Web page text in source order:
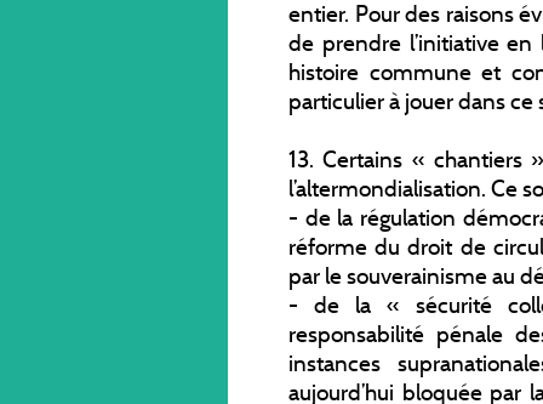
entier. Pour des raisons
de prendre l’initiative
histoire commune et
particulier à jouer dans ce
13. Certains « chantiers
l’altermondialisation. Ce
- de la régulation
réforme du droit de
par le souverainisme au
- de la « sécurité
responsabilité pénale
instances
aujourd’hui bloquée par